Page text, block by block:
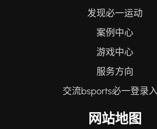
发现必一运动
案例中心
游戏中心
服务方向
交流bsports必一登录
网站地图